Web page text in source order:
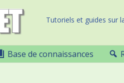
Tutoriels et guides sur
Base de connaissances